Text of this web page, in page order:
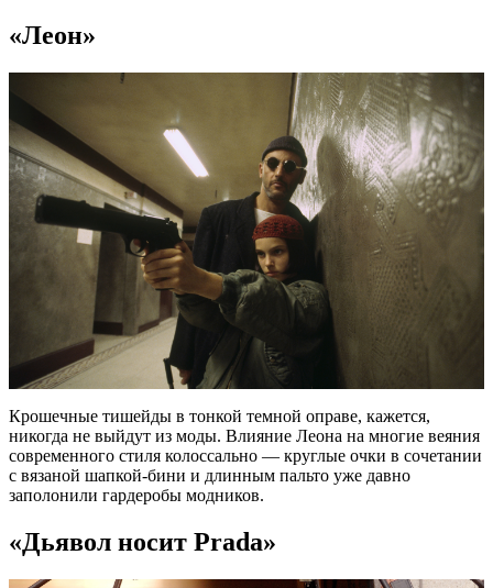
«Леон»
Крошечные тишейды в тонкой темной оправе, кажется,
никогда не выйдут из моды. Влияние Леона на многие веяния
современного стиля колоссально — круглые очки в сочетании
с вязаной шапкой-бини и длинным пальто уже давно
заполонили гардеробы модников.
«Дьявол носит Prada»